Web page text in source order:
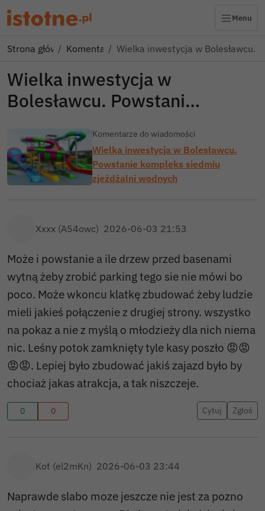
Menu
Strona głównaKomentarzeWielka inwestycja w Bolesławcu.
Wielka inwestycja w
Bolesławcu. Powstani…
Komentarze do wiadomości
Wielka inwestycja w Bolesławcu.
Powstanie kompleks siedmiu
zjeżdżalni wodnych
Xxxx (A54owc) 2026-06-03 21:53
Może i powstanie a ile drzew przed basenami
wytną żeby zrobić parking tego sie nie mówi bo
poco. Może wkoncu klatkę zbudować żeby ludzie
mieli jakieś połączenie z drugiej strony. wszystko
na pokaz a nie z myślą o młodzieży dla nich niema
nic. Leśny potok zamknięty tyle kasy poszło 😡😡
😡😡. Lepiej było zbudować jakiś zajazd było by
chociaż jakas atrakcja, a tak niszczeje.
0 0 Cytuj Zgłoś
Kot (el2mKn) 2026-06-03 23:44
Naprawde slabo moze jeszcze nie jest za pozno